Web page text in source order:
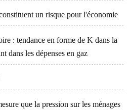
un risque pour l'économie
: tendance en forme de K dans la
dans les dépenses en gaz
que la pression sur les ménages